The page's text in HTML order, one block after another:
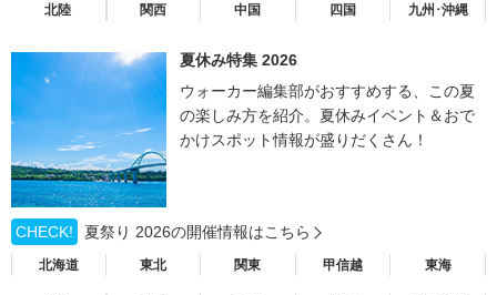
北陸 関西 中国 四国 九州･沖縄
夏休み特集 2026
ウォーカー編集部がおすすめする、この夏
の楽しみ方を紹介。夏休みイベント＆おで
かけスポット情報が盛りだくさん！
CHECK! 夏祭り 2026の開催情報はこちら
北海道 東北 関東 甲信越 東海